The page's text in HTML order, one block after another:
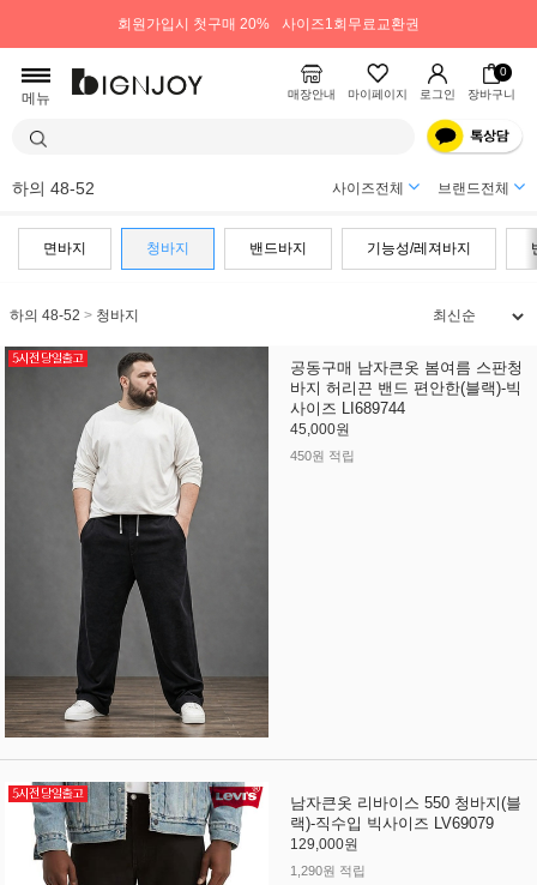
회원가입시 첫구매 20% 사이즈1회무료교환권
메뉴 매장안내 마이페이지 로그인
0
장바구니
하의 48-52 사이즈전체 브랜드전체
면바지 청바지 밴드바지 기능성/레져바지
하의 48-52 > 청바지
공동구매 남자큰옷 봄여름 스판청
바지 허리끈 밴드 편안한(블랙)-빅
사이즈 LI689744
45,000원
450원 적립
남자큰옷 리바이스 550 청바지(블
랙)-직수입 빅사이즈 LV69079
129,000원
1,290원 적립